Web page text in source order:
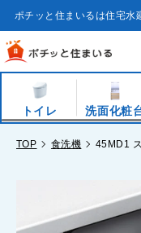
テ
に
ス
キ
プ
ポチッと住まいるは住宅水
トイレ 洗面化粧
TOP 食洗機 45MD1